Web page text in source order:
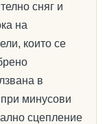
сняг и
на
които се
в
минусови
сцепление